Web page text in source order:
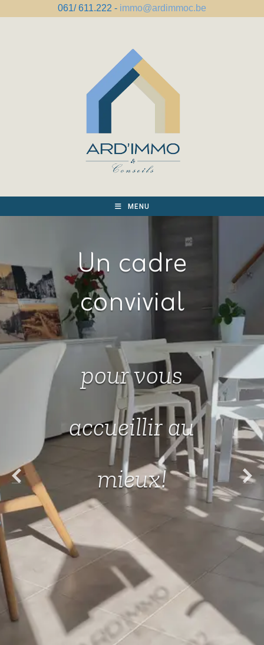
061/ 611.222 - immo@ardimmoc.be
MENU
Un cadre
convivial
pour vous
accueillir au
mieux!